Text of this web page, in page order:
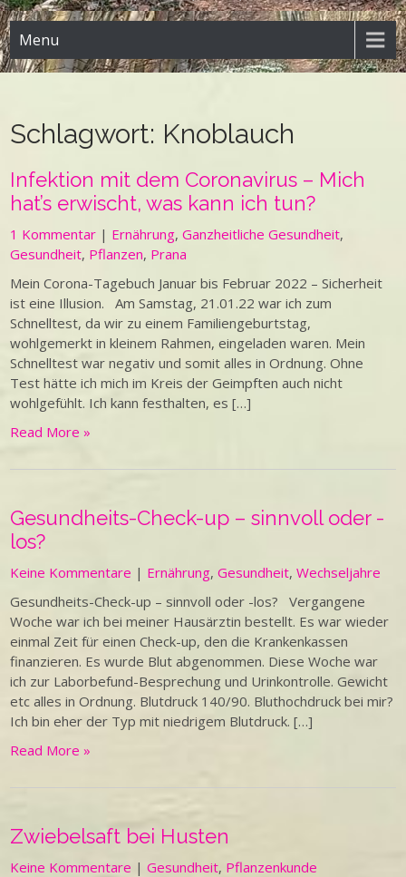
Menu
Schlagwort: Knoblauch
Infektion mit dem Coronavirus – Mich
hat’s erwischt, was kann ich tun?
1 Kommentar | Ernährung,Ganzheitliche Gesundheit,
Gesundheit, Pflanzen, Prana
Mein Corona-Tagebuch Januar bis Februar 2022 – Sicherheit
ist eine Illusion. Am Samstag, 21.01.22 war ich zum
Schnelltest, da wir zu einem Familiengeburtstag,
wohlgemerkt in kleinem Rahmen, eingeladen waren. Mein
Schnelltest war negativ und somit alles in Ordnung. Ohne
Test hätte ich mich im Kreis der Geimpften auch nicht
wohlgefühlt. Ich kann festhalten, es […]
Read More »
Gesundheits-Check-up – sinnvoll oder -
los?
Keine Kommentare | Ernährung,Gesundheit,Wechseljahre
Gesundheits-Check-up – sinnvoll oder -los? Vergangene
Woche war ich bei meiner Hausärztin bestellt. Es war wieder
einmal Zeit für einen Check-up, den die Krankenkassen
finanzieren. Es wurde Blut abgenommen. Diese Woche war
ich zur Laborbefund-Besprechung und Urinkontrolle. Gewicht
etc alles in Ordnung. Blutdruck 140/90. Bluthochdruck bei mir?
Ich bin eher der Typ mit niedrigem Blutdruck. […]
Read More »
Zwiebelsaft bei Husten
Keine Kommentare |Gesundheit, Pflanzenkunde